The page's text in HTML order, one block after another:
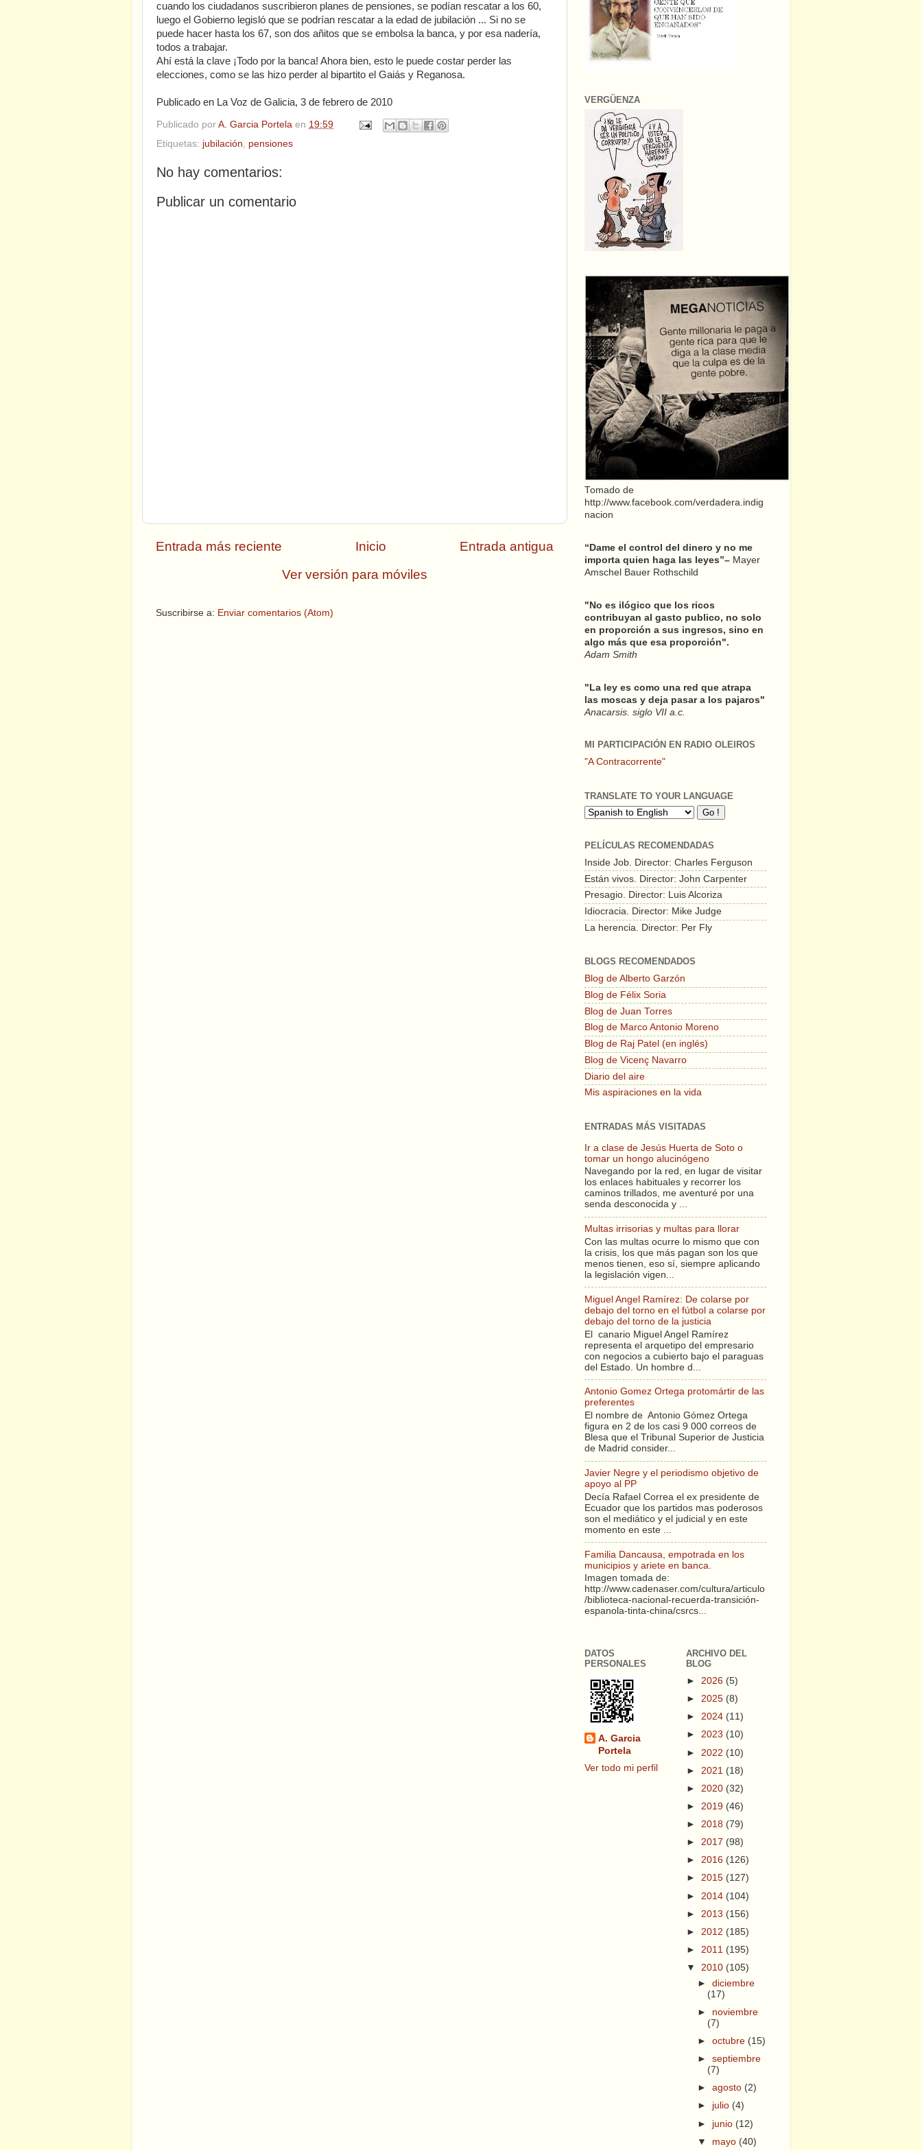
cuando los ciudadanos suscribieron planes de pensiones, se podían rescatar a los 60,
luego el Gobierno legisló que se podrían rescatar a la edad de jubilación ... Si no se
puede hacer hasta los 67, son dos añitos que se embolsa la banca, y por esa nadería,
todos a trabajar.
Ahí está la clave ¡Todo por la banca! Ahora bien, esto le puede costar perder las
elecciones, como se las hizo perder al bipartito el Gaiás y Reganosa.
Publicado en La Voz de Galicia, 3 de febrero de 2010
Publicado por A. Garcia Portela en 19:59
Etiquetas: jubilación pensiones
No hay comentarios:
Publicar un comentario
Entrada más reciente Entrada antigua
Inicio
Ver versión para móviles
Suscribirse a: Enviar comentarios (Atom)
VERGÜENZA
Tomado de
http://www.facebook.com/verdadera.indig
nacion
“Dame el control del dinero y no me
importa quien haga las leyes”– Mayer
Amschel Bauer Rothschild
"No es ilógico que los ricos
contribuyan al gasto publico, no solo
en proporción a sus ingresos, sino en
algo más que esa proporción".
Adam Smith
"La ley es como una red que atrapa
las moscas y deja pasar a los pajaros"
Anacarsis. siglo VII a.c.
MI PARTICIPACIÓN EN RADIO OLEIROS
"A Contracorrente"
TRANSLATE TO YOUR LANGUAGE
PELÍCULAS RECOMENDADAS
Inside Job. Director: Charles Ferguson
Están vivos. Director: John Carpenter
Presagio. Director: Luis Alcoriza
Idiocracia. Director: Mike Judge
La herencia. Director: Per Fly
BLOGS RECOMENDADOS
Blog de Alberto Garzón
Blog de Félix Soria
Blog de Juan Torres
Blog de Marco Antonio Moreno
Blog de Raj Patel (en inglés)
Blog de Vicenç Navarro
Diario del aire
Mis aspiraciones en la vida
ENTRADAS MÁS VISITADAS
Ir a clase de Jesús Huerta de Soto o
tomar un hongo alucinógeno
Navegando por la red, en lugar de visitar
los enlaces habituales y recorrer los
caminos trillados, me aventuré por una
senda desconocida y ...
Multas irrisorias y multas para llorar
Con las multas ocurre lo mismo que con
la crisis, los que más pagan son los que
menos tienen, eso sí, siempre aplicando
la legislación vigen...
Miguel Angel Ramírez: De colarse por
debajo del torno en el fútbol a colarse por
debajo del torno de la justicia
El canario Miguel Angel Ramírez
representa el arquetipo del empresario
con negocios a cubierto bajo el paraguas
del Estado. Un hombre d...
Antonio Gomez Ortega protomártir de las
preferentes
El nombre de Antonio Gómez Ortega
figura en 2 de los casi 9 000 correos de
Blesa que el Tribunal Superior de Justicia
de Madrid consider...
Javier Negre y el periodismo objetivo de
apoyo al PP
Decía Rafael Correa el ex presidente de
Ecuador que los partidos mas poderosos
son el mediático y el judicial y en este
momento en este ...
Familia Dancausa, empotrada en los
municipios y ariete en banca.
Imagen tomada de:
http://www.cadenaser.com/cultura/articulo
/biblioteca-nacional-recuerda-transición-
espanola-tinta-china/csrcs...
DATOS
PERSONALES
A. Garcia
Portela
Ver todo mi perfil
ARCHIVO DEL
BLOG
► 2026 (5)
► 2025 (8)
► 2024 (11)
► 2023 (10)
► 2022 (10)
► 2021 (18)
► 2020 (32)
► 2019 (46)
► 2018 (79)
► 2017 (98)
► 2016 (126)
► 2015 (127)
► 2014 (104)
► 2013 (156)
► 2012 (185)
► 2011 (195)
▼ 2010 (105)
►diciembre
(17)
► noviembre
(7)
►octubre (15)
►septiembre
(7)
►agosto (2)
► julio (4)
► junio (12)
▼ mayo (40)